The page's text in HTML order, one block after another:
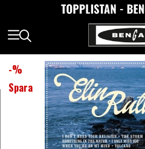
-%
Spara